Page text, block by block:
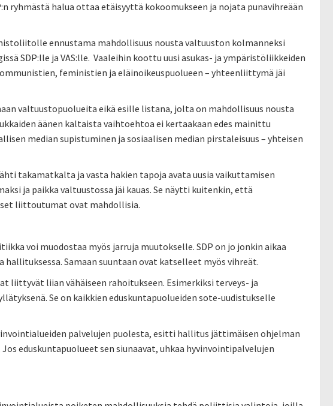
ryhmästä halua ottaa etäisyyttä kokoomukseen ja nojata punavihreään
ennustama mahdollisuus nousta valtuuston kolmanneksi
SDP:lle ja VAS:lle. Vaaleihin koottu uusi asukas- ja ympäristöliikkeiden
feministien ja eläinoikeuspuolueen – yhteenliittymä jäi
valtuustopuolueita eikä esille listana, jolta on mahdollisuus nousta
äänen kaltaista vaihtoehtoa ei kertaakaan edes mainittu
median supistuminen ja sosiaalisen median pirstaleisuus – yhteisen
takamatkalta ja vasta hakien tapoja avata uusia vaikuttamisen
ja paikka valtuustossa jäi kauas. Se näytti kuitenkin, että
liittoutumat ovat mahdollisia.
voi muodostaa myös jarruja muutokselle. SDP on jo jonkin aikaa
Samaan suuntaan ovat katselleet myös vihreät.
liittyvät liian vähäiseen rahoitukseen. Esimerkiksi terveys- ja
Se on kaikkien eduskuntapuolueiden sote-uudistukselle
palvelujen puolesta, esitti hallitus jättimäisen ohjelman
eduskuntapuolueet sen siunaavat, uhkaa hyvinvointipalvelujen